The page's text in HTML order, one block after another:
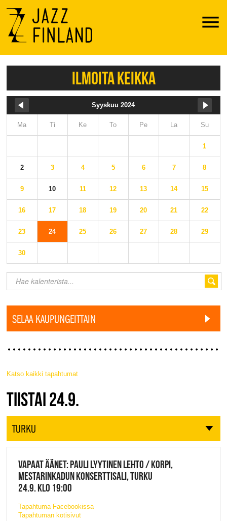
Menu
ILMOITA KEIKKA
Syyskuu 2024
Ma Ti Ke To Pe La Su
1
2 3 4 5 6 7 8
9 10 11 12 13 14 15
16 17 18 19 20 21 22
23 24 25 26 27 28 29
30
SELAA KAUPUNGEITTAIN
Katso kaikki tapahtumat
JAZZ FINLAND LIVE
TIISTAI 24.9.
TURKU
VAPAAT ÄÄNET: PAULI LYYTINEN LEHTO / KORPI,
MESTARINKADUN KONSERTTISALI, TURKU
24.9. KLO 19:00
Tapahtuma Facebookissa
Tapahtuman kotisivut